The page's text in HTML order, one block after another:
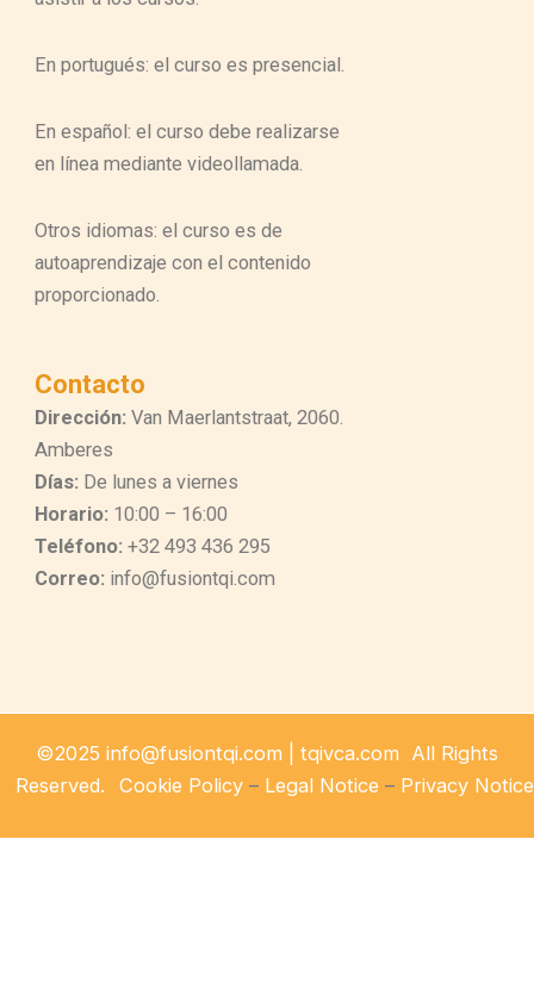
En portugués: el curso es presencial.
En español: el curso debe realizarse
en línea mediante videollamada.
Otros idiomas: el curso es de
autoaprendizaje con el contenido
proporcionado.
Contacto
Dirección: Van Maerlantstraat, 2060.
Amberes
Días: De lunes a viernes
Horario: 10:00 – 16:00
Teléfono: +32 493 436 295
Correo: info@fusiontqi.com
©2025 info@fusiontqi.com | tqivca.com All Rights
Reserved.
Cookie Policy – Legal Notice – Privacy Notice